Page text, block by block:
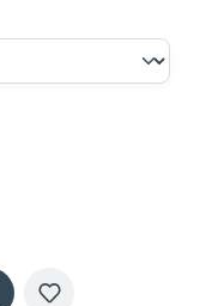
um die Anzahl zu